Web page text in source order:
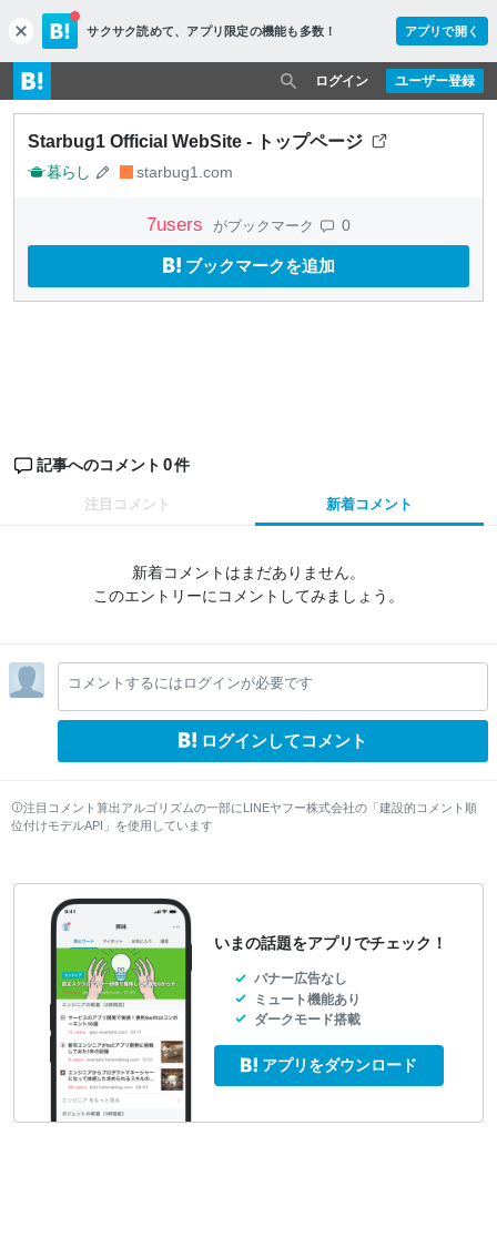
c
l
o
s
e
サクサク読めて、 アプリ限定の機能も多数！ アプリで開く
ユーザー登録
ログイン
Starbug1 Official WebSite - トップページ
暮らし starbug1.com
7users がブックマーク 0
ブックマークを追加
記事へのコメント 0件
注目コメント 新着コメント
新着コメントはまだありません。
このエントリーにコメントしてみましょう。
コメントするにはログインが必要です
ログインしてコメント
注目コメント算出アルゴリズムの一部にLINEヤフー株式会社の「建設的コメント順
位付けモデルAPI」を使用しています
いまの話題をアプリでチェック！
バナー広告なし
ミュート機能あり
ダークモード搭載
アプリをダウンロード